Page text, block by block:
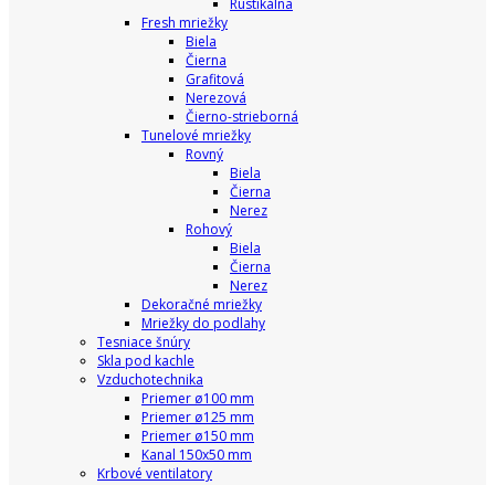
Rustikálna
Fresh mriežky
Biela
Čierna
Grafitová
Nerezová
Čierno-strieborná
Tunelové mriežky
Rovný
Biela
Čierna
Nerez
Rohový
Biela
Čierna
Nerez
Dekoračné mriežky
Mriežky do podlahy
Tesniace šnúry
Skla pod kachle
Vzduchotechnika
Priemer ø100 mm
Priemer ø125 mm
Priemer ø150 mm
Kanal 150x50 mm
Krbové ventilatory